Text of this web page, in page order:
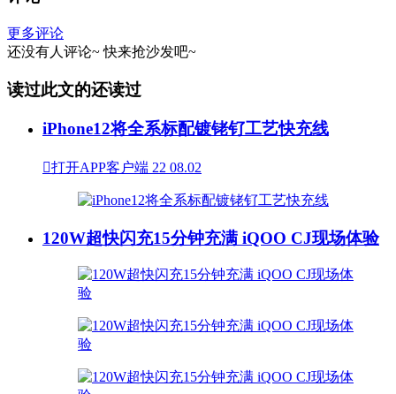
更多评论
还没有人评论~ 快来抢沙发吧~
读过此文的还读过
iPhone12将全系标配镀铑钌工艺快充线
打开APP客户端 22 08.02
120W超快闪充15分钟充满 iQOO CJ现场体验